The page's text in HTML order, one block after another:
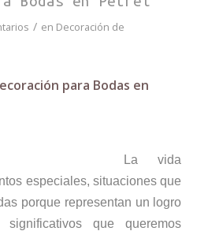
/ en Decoración de
para Bodas en
La vida
especiales, situaciones que
porque representan un logro
significativos que queremos